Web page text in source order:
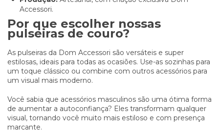
Accessori.
Por que escolher nossas
pulseiras de couro?
As pulseiras da Dom Accessori são versáteis e super
estilosas, ideais para todas as ocasiões. Use-as sozinhas para
um toque clássico ou combine com outros acessórios para
um visual mais moderno.
Você sabia que acessórios masculinos são uma ótima forma
de aumentar a autoconfiança? Eles transformam qualquer
visual, tornando você muito mais estiloso e com presença
marcante.